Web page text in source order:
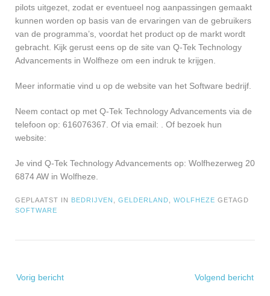
pilots uitgezet, zodat er eventueel nog aanpassingen gemaakt
kunnen worden op basis van de ervaringen van de gebruikers
van de programma’s, voordat het product op de markt wordt
gebracht. Kijk gerust eens op de site van Q-Tek Technology
Advancements in Wolfheze om een indruk te krijgen.
Meer informatie vind u op de website van het Software bedrijf.
Neem contact op met Q-Tek Technology Advancements via de
telefoon op: 616076367. Of via email:
. Of bezoek hun
website:
Je vind Q-Tek Technology Advancements op: Wolfhezerweg 20
6874 AW in Wolfheze.
GEPLAATST IN BEDRIJVEN GELDERLAND WOLFHEZE GETAGD
SOFTWARE
navigatie
Vorig bericht Volgend bericht